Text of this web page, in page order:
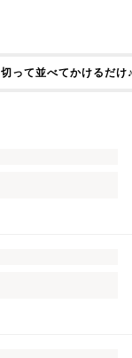
切って並べてかけるだ